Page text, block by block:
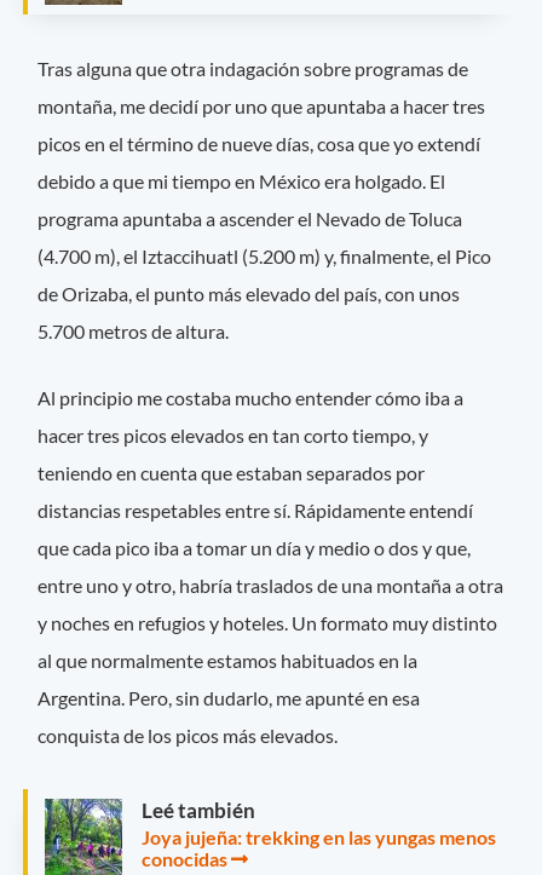
Tras alguna que otra indagación sobre programas de
montaña, me decidí por uno que apuntaba a hacer tres
picos en el término de nueve días, cosa que yo extendí
debido a que mi tiempo en México era holgado. El
programa apuntaba a ascender el Nevado de Toluca
(4.700 m), el Iztaccihuatl (5.200 m) y, finalmente, el Pico
de Orizaba, el punto más elevado del país, con unos
5.700 metros de altura.
Al principio me costaba mucho entender cómo iba a
hacer tres picos elevados en tan corto tiempo, y
teniendo en cuenta que estaban separados por
distancias respetables entre sí. Rápidamente entendí
que cada pico iba a tomar un día y medio o dos y que,
entre uno y otro, habría traslados de una montaña a otra
y noches en refugios y hoteles. Un formato muy distinto
al que normalmente estamos habituados en la
Argentina. Pero, sin dudarlo, me apunté en esa
conquista de los picos más elevados.
Leé también
Joya jujeña: trekking en las yungas menos
conocidas